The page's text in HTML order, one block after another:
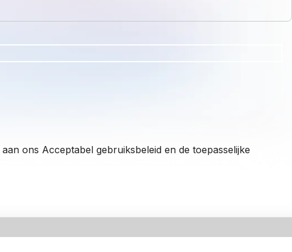
ons Acceptabel gebruiksbeleid en de toepasselijke